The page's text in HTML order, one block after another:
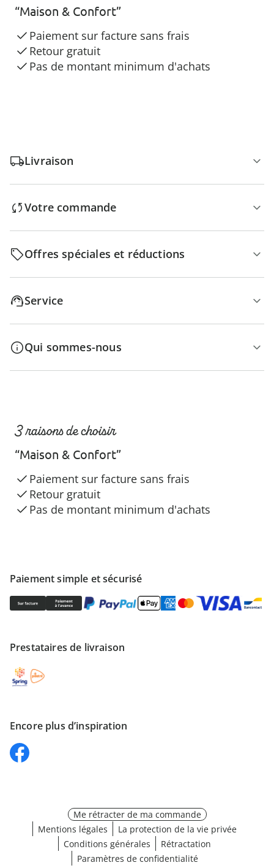
“Maison & Confort”
Paiement sur facture sans frais
Retour gratuit
Pas de montant minimum d'achats
Livraison
Votre commande
Offres spéciales et réductions
Service
Qui sommes-nous
Paiement simple et sécurisé
Prestataires de livraison
Encore plus d’inspiration
3 raisons de choisir
“Maison & Confort”
Paiement sur facture sans frais
Retour gratuit
Pas de montant minimum d'achats
Me rétracter de ma commande
Mentions légales
La protection de la vie privée
Conditions générales
Rétractation
Paramètres de confidentialité